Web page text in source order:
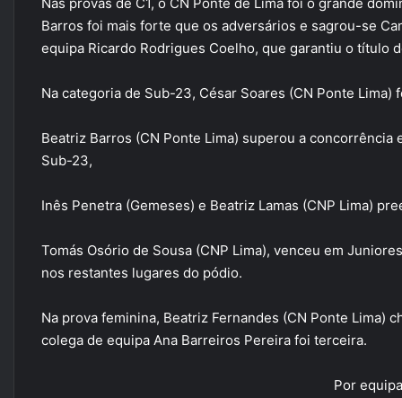
Barros foi mais forte que os adversários e sagrou-se
equipa Ricardo Rodrigues Coelho, que garantiu o título
Na categoria de Sub-23, César Soares (CN Ponte
Beatriz Barros (CN Ponte Lima) superou a
Sub-23,
Inês Penetra (Gemeses) e Beatriz Lamas (CNP Lima)
Tomás Osório de Sousa (CNP Lima), venceu em
nos restantes lugares do pódio.
Na prova feminina, Beatriz Fernandes (CN Ponte Lima)
colega de equipa Ana Barreiros Pereira foi terceira.
Por